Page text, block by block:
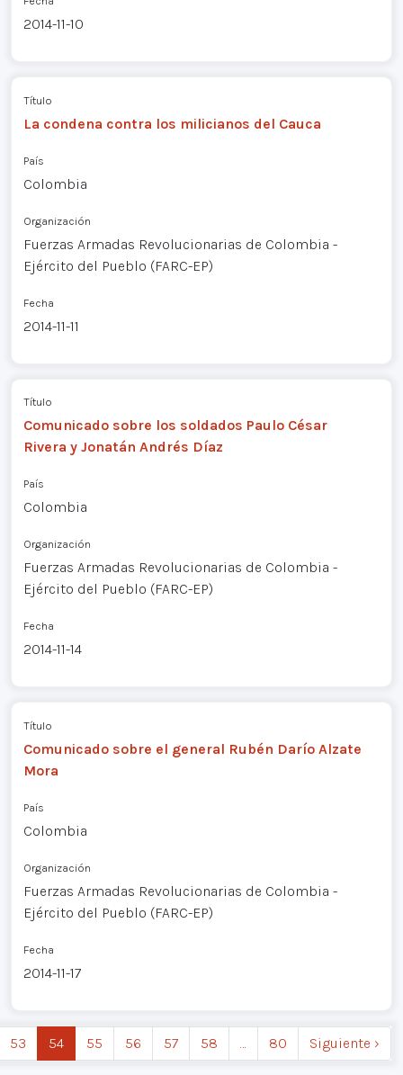
2014-11-10
Título
La condena contra los milicianos del Cauca
País
Colombia
Organización
Fuerzas Armadas Revolucionarias de Colombia -
Ejército del Pueblo (FARC-EP)
Fecha
2014-11-11
Título
Comunicado sobre los soldados Paulo César
Rivera y Jonatán Andrés Díaz
País
Colombia
Organización
Fuerzas Armadas Revolucionarias de Colombia -
Ejército del Pueblo (FARC-EP)
Fecha
2014-11-14
Título
Comunicado sobre el general Rubén Darío Alzate
Mora
País
Colombia
Organización
Fuerzas Armadas Revolucionarias de Colombia -
Ejército del Pueblo (FARC-EP)
Fecha
2014-11-17
53 54 55 56 57 58 … 80 Siguiente ›